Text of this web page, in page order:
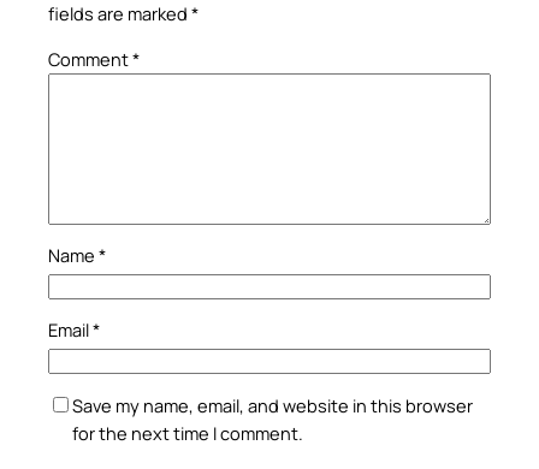
fields are marked *
Comment*
Name *
Email*
Save my name, email, and website in this browser
for the next time I comment.